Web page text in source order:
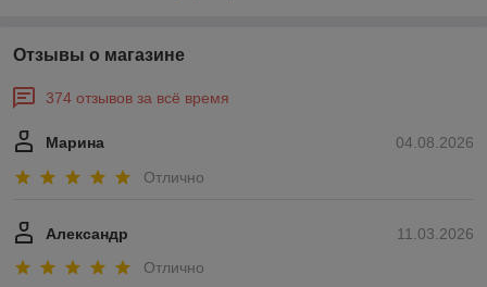
Отзывы о магазине
374 отзывов за всё время
04.08.2026
Марина
Отлично
11.03.2026
Александр
Отлично